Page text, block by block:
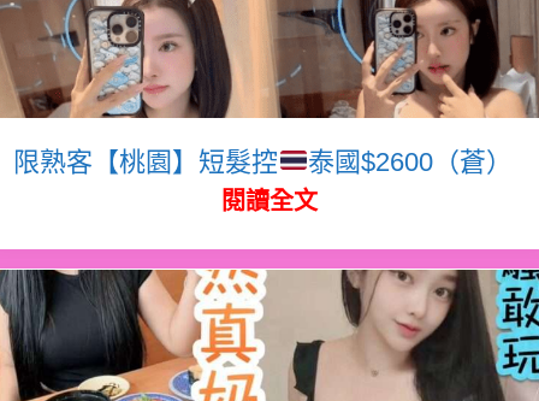
限熟客【桃園】短髮控 泰國$2600（蒼）
閱讀全文